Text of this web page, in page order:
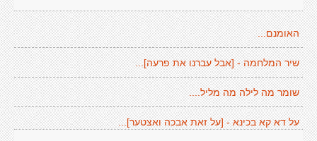
האומנם...
שיר המלחמה - [אבל עברנו את פרעה]...
שומר מה לילה מה מליל....
על דא קא בכינא - [על זאת אבכה ואצטער]...